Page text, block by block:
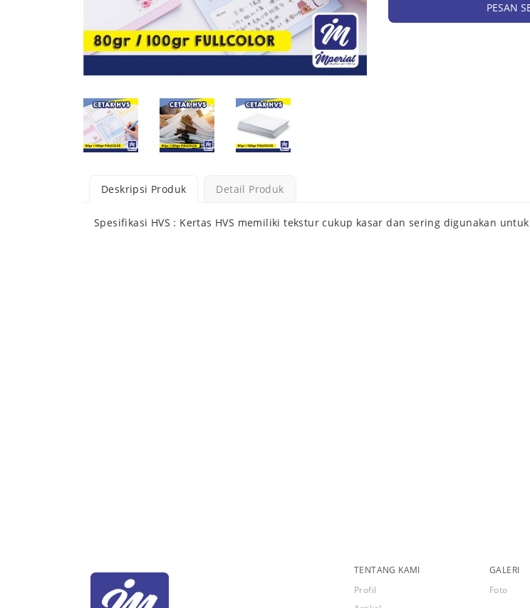
PESAN
Deskripsi Produk Detail Produk
Spesifikasi HVS : Kertas HVS memiliki tekstur cukup kasar dan sering digunakan
TENTANG KAMI
Profil
GALERI
Foto